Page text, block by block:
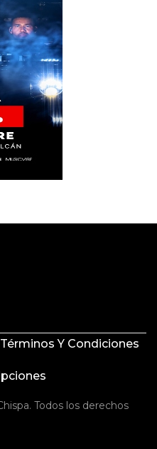
Términos Y Condiciones
Todos los derechos